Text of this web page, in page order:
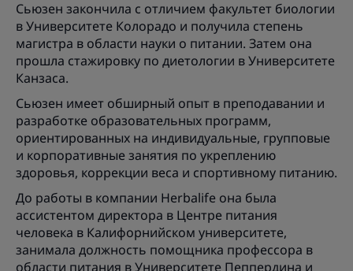
Сьюзен закончила с отличием факультет биологии
в Университете Колорадо и получила степень
магистра в области науки о питании. Затем она
прошла стажировку по диетологии в Университете
Канзаса.
Сьюзен имеет обширный опыт в преподавании и
разработке образовательных программ,
ориентированных на индивидуальные, групповые
и корпоративные занятия по укреплению
здоровья, коррекции веса и спортивному питанию.
До работы в компании Herbalife она была
ассистентом директора в Центре питания
человека в Калифорнийском университете,
занимала должность помощника профессора в
области питания в Университете Пеппердина и